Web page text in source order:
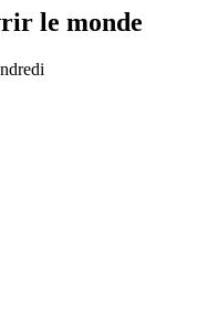
le monde